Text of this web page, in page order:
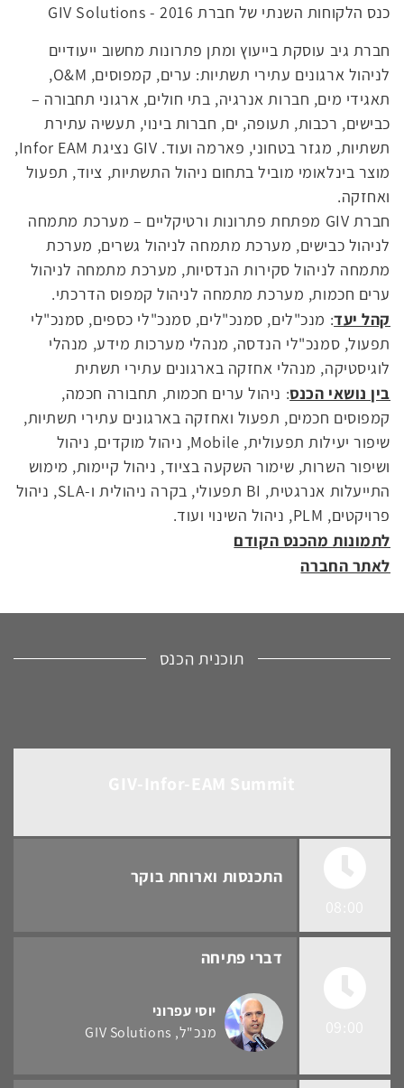
כנס הלקוחות השנתי של חברת GIV Solutions - 2016
חברת גיב עוסקת בייעוץ ומתן פתרונות מחשוב ייעודיים
לניהול ארגונים עתירי תשתיות: ערים, קמפוסים, O&M
,
תאגידי מים, חברות אנרגיה, בתי חולים, ארגוני תחבורה –
כבישים, רכבות, תעופה, ים, חברות בינוי, תעשיה עתירת
תשתיות, מגזר בטחוני, פארמה ועוד. GIV נציגת Infor EAM
,
מוצר בינלאומי מוביל בתחום ניהול התשתיות, ציוד, תפעול
ואחזקה.
חברת GIV מפתחת פתרונות ורטיקליים – מערכת מתמחה
לניהול כבישים, מערכת מתמחה לניהול גשרים, מערכת
מתמחה לניהול סקירות הנדסיות, מערכת מתמחה לניהול
ערים חכמות, מערכת מתמחה לניהול קמפוס הדרכתי.
קהל יעד: מנכ"לים, סמנכ"לים, סמנכ"לי כספים, סמנכ"לי
תפעול, סמנכ"לי הנדסה, מנהלי מערכות מידע, מנהלי
לוגיסטיקה, מנהלי אחזקה בארגונים עתירי תשתית
בין נושאי הכנס: ניהול ערים חכמות, תחבורה חכמה,
קמפוסים חכמים, תפעול ואחזקה בארגונים עתירי תשתיות,
שיפור יעילות תפעולית, Mobile, ניהול מוקדים, ניהול
ושיפור השרות, שימור השקעה בציוד, ניהול קיימות, מימוש
התייעלות אנרגטית, BI תפעולי, בקרה ניהולית ו-SLA, ניהול
פרויקטים, PLM, ניהול השינוי ועוד.
לתמונות מהכנס הקודם
לאתר החברה
תוכנית הכנס
התכנסות וארוחת בוקר
דברי פתיחה
יוסי עפרוני
מנכ"ל GIV Solutions